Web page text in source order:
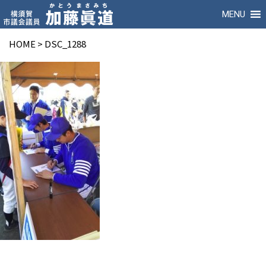
MENU
HOME > DSC_1288